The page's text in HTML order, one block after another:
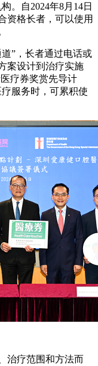
。自2024年8月14日
资格长者，可以使用
”，长者通过电话或
案设计到治疗实施
疗券奖赏先导计
服务时，可累积使
疗范围和方法而